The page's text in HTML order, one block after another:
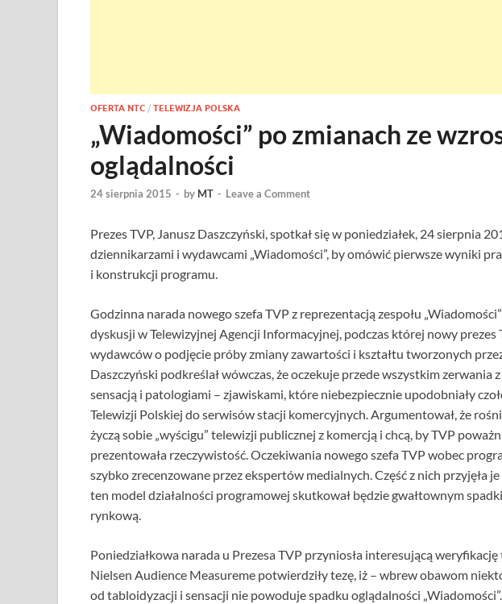
OFERTA NTC / TELEWIZJA POLSKA
„Wiadomości” po zmianach ze
oglądalności
24 sierpnia 2015 - by MT - Leave a Comment
Prezes TVP, Janusz Daszczyński, spotkał się w poniedziałek, 24 sierpnia
dziennikarzami i wydawcami „Wiadomości”, by omówić pierwsze wyniki
i konstrukcji programu.
Godzinna narada nowego szefa TVP z reprezentacją zespołu
dyskusji w Telewizyjnej Agencji Informacyjnej, podczas której nowy prezes
wydawców o podjęcie próby zmiany zawartości i kształtu tworzonych
Daszczyński podkreślał wówczas, że oczekuje przede wszystkim
sensacją i patologiami – zjawiskami, które niebezpiecznie upodobniały
Telewizji Polskiej do serwisów stacji komercyjnych. Argumentował, że
życzą sobie „wyścigu” telewizji publicznej z komercją i chcą, by TVP
prezentowała rzeczywistość. Oczekiwania nowego szefa TVP wobec
szybko zrecenzowane przez ekspertów medialnych. Część z nich przyjęła
ten model działalności programowej skutkował będzie gwałtownym
rynkową.
Poniedziałkowa narada u Prezesa TVP przyniosła interesującą
Nielsen Audience Measureme potwierdziły tezę, iż – wbrew obawom
od tabloidyzacji i sensacji nie powoduje spadku oglądalności